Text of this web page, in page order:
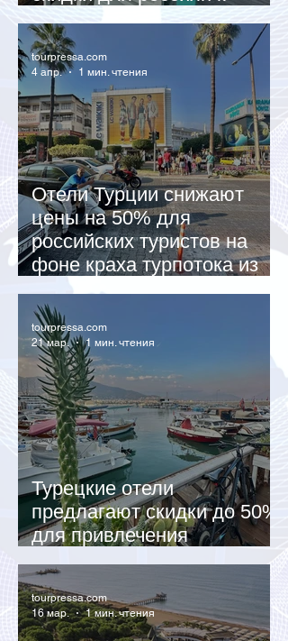
летнему сезону 2026 года
Отели Турции снижают
цены на 50% для
российских туристов на
фоне краха турпотока из
Европы
tourpressa.com
4 апр.
1 мин. чтения
Турецкие отели
предлагают скидки до 50%
для привлечения
российских туристов
tourpressa.com
21 мар.
1 мин. чтения
tourpressa.com
16 мар.
1 мин. чтения